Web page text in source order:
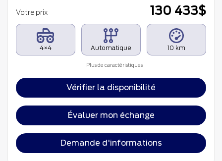
Votre prix 130 433$
4×4 Automatique 10 km
Plus de caractéristiques
Vérifier la disponibilité
Évaluer mon échange
Demande d'informations